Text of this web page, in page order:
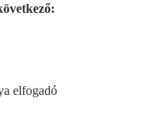
elfogadó